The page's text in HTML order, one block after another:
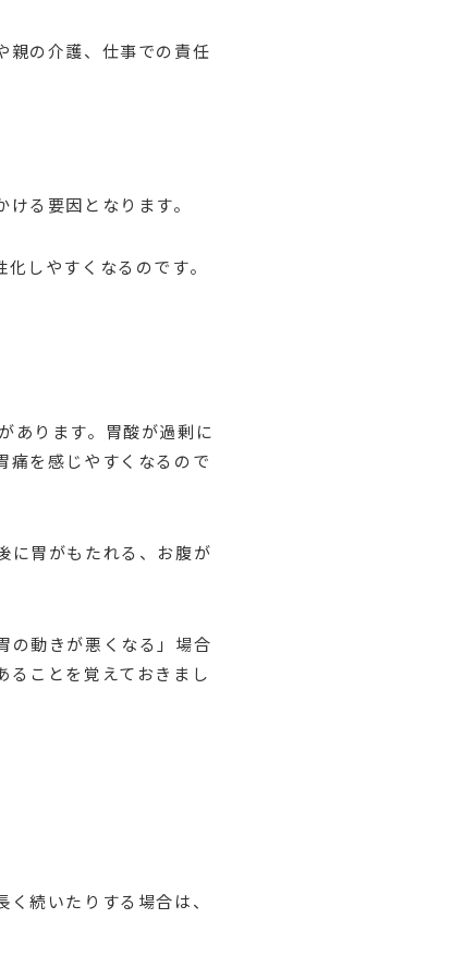
親の介護、仕事での責任
る要因となります。
しやすくなるのです。
あります。胃酸が過剰に
痛を感じやすくなるので
に胃がもたれる、お腹が
の動きが悪くなる」場合
ることを覚えておきまし
続いたりする場合は、